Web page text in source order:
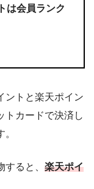
は会員ランク
ントと楽天ポイン
トカードで決済し
すると、 楽天ポイ